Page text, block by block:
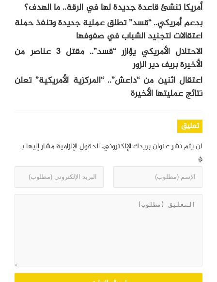
أمريكا تنشئ قاعدة جديدة لها في الرقة.. ما الهدف؟
بدعم أمريكي.. “قسد” تطلق عملية جديدة وتنفذ حملة
اعتقالات لتجنيد الشباب في صفوفها
الاحتلال الأمريكي يؤازر “قسد”.. مقتل 3 عناصر من
الأخيرة بريف دير الزور
اعتقال اثنين من “داعش”.. “المركزية الأمريكية” تعلن
نتائج عمليتها الأخيرة
تعليق
لن يتم نشر عنوان بريدك الإلكتروني. الحقول الإلزامية مشار إليها بـ
*